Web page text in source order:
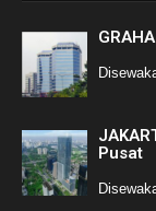
Pusat